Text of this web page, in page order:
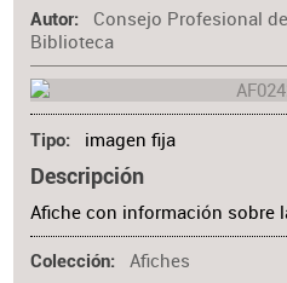
Autor
Consejo Profesional
Biblioteca
Tipo imagen fija
Descripción
Afiche con información sobre
Colección Afiches